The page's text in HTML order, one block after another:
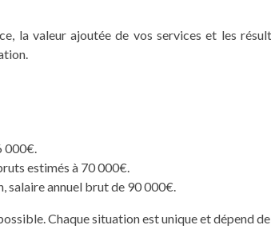
la valeur ajoutée de vos services et les
000€.
estimés à 70 000€.
salaire annuel brut de 90 000€.
Chaque situation est unique et dépend